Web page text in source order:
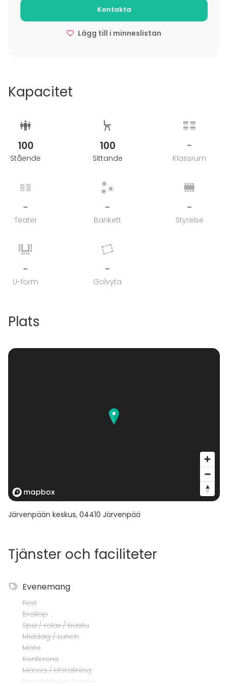
Ota meihin yhteyttä lisätietojen saamiseksi ja
Kontakta
Lägg till i minneslistan
Kapacitet
100
Stående
100
Sittande
-
Klassrum
-
Teater
-
Bankett
-
Styrelse
-
U-form
-
Golvyta
Plats
Järvenpään keskus, 04410 Järvenpää
Tjänster och faciliteter
Evenemang
Fest
Bröllop
Spa / relax / bastu
Middag / Lunch
Möte
Konferens
Mässa / Utställning
Föreställning / show